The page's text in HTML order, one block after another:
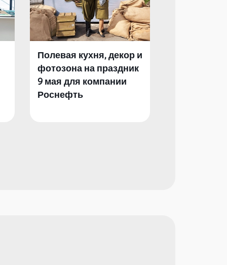
Полевая кухня, декор и
фотозона на праздник
9 мая для компании
Роснефть